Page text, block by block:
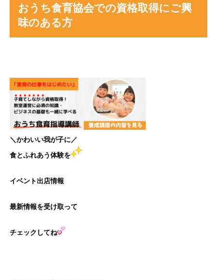
おうち食育協会での資格取得にご興
味のある方
＼かわいい我が子に／
食とふれあう体験を
イベント出店情報
最新情報を受け取って
チェックしてね